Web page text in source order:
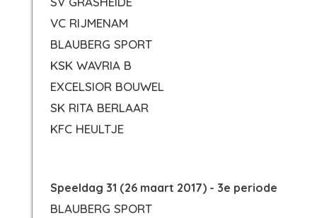
VC RIJMENAM
BLAUBERG SPORT
KSK WAVRIA B
EXCELSIOR BOUWEL
SK RITA BERLAAR
KFC HEULTJE
Speeldag 31 (26 maart 2017) - 3e periode
BLAUBERG SPORT